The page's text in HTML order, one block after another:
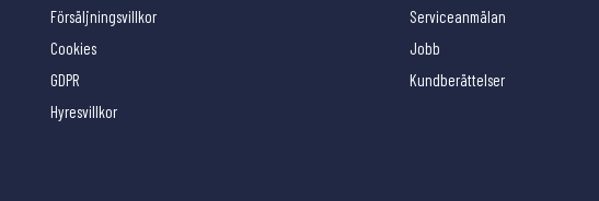
Försäljningsvillkor
Cookies
GDPR
Hyresvillkor
Serviceanmälan
Jobb
Kundberättelser